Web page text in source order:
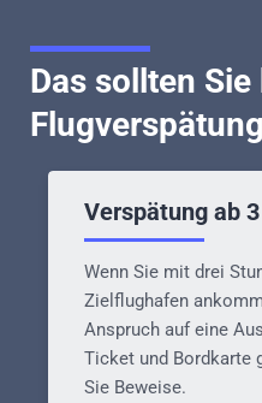
Das sollten Sie
Verspätung ab
Wenn Sie mit drei
Zielflughafen
Anspruch auf eine
Ticket und Bordkarte
Sie Beweise.